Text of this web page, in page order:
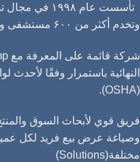
تأسست عام
وتخدم أكثر من ۶۰۰ مستشفى و ۶۰۰۰۰ سرير في مختلف البلدان.
النهائية باستمرار وفقًا لأحدث
(OSHA).
فريق قوي لأبحاث السوق
وصياغة عرض بيع فريد لكل
مختلفة(Solutions)